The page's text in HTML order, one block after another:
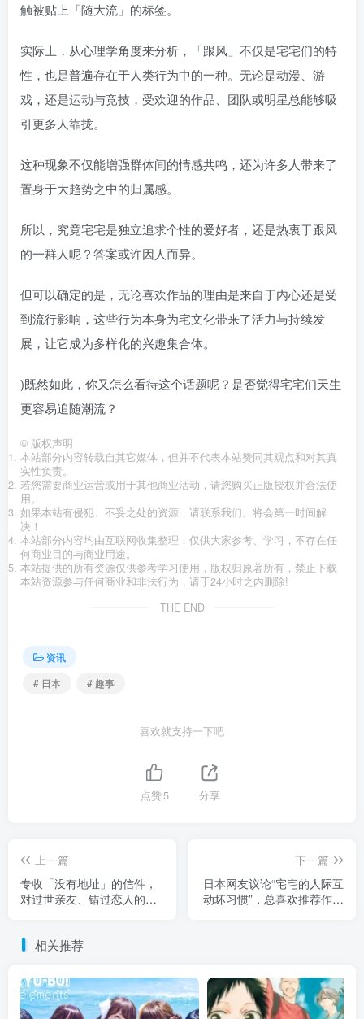
触被贴上「随大流」的标签。
实际上，从心理学角度来分析，「跟风」不仅是宅宅们的特
性，也是普遍存在于人类行为中的一种。无论是动漫、游
戏，还是运动与竞技，受欢迎的作品、团队或明星总能够吸
引更多人靠拢。
这种现象不仅能增强群体间的情感共鸣，还为许多人带来了
置身于大趋势之中的归属感。
所以，究竟宅宅是独立追求个性的爱好者，还是热衷于跟风
的一群人呢？答案或许因人而异。
但可以确定的是，无论喜欢作品的理由是来自于内心还是受
到流行影响，这些行为本身为宅文化带来了活力与持续发
展，让它成为多样化的兴趣集合体。
)既然如此，你又怎么看待这个话题呢？是否觉得宅宅们天生
更容易追随潮流？
© 版权声明
本站部分内容转载自其它媒体，但并不代表本站赞同其观点和对其真
实性负责。
若您需要商业运营或用于其他商业活动，请您购买正版授权并合法使
用。
如果本站有侵犯、不妥之处的资源，请联系我们。将会第一时间解
决！
本站部分内容均由互联网收集整理，仅供大家参考、学习，不存在任
何商业目的与商业用途。
本站提供的所有资源仅供参考学习使用，版权归原著所有，禁止下载
本站资源参与任何商业和非法行为，请于24小时之内删除!
THE END
资讯
# 日本
# 趣事
喜欢就支持一下吧
点赞5 分享
上一篇
专收「没有地址」的信件，
对过世亲友、错过恋人的思
下一篇
日本网友议论“宅宅的人际互
动坏习惯”，总喜欢推荐作品
相关推荐